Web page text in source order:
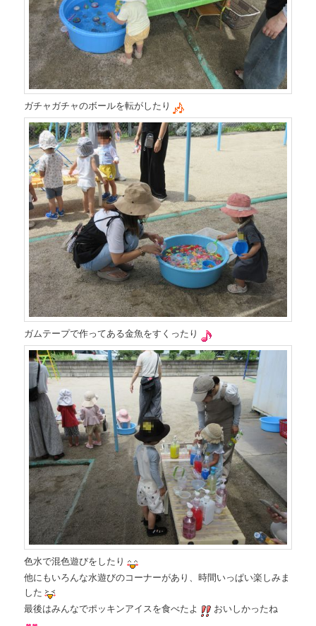
ガチャガチャのボールを転がしたり
ガムテープで作ってある金魚をすくったり
色水で混色遊びをしたり
他にもいろんな水遊びのコーナーがあり、時間いっぱい楽しみま
した
最後はみんなでポッキンアイスを食べたよ
おいしかったね